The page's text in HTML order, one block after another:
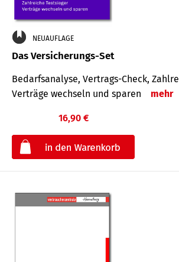
NEUAUFLAGE
Das Versicherungs-Set
Bedarfsanalyse, Vertrags-Check,
Verträge wechseln und sparen
mehr
16,90 €